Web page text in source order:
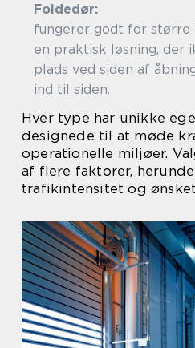
fungerer godt for større
en praktisk løsning,
plads ved siden af
ind til siden.
Hver type har unikke
designede til at møde
operationelle miljøer.
af flere faktorer,
trafikintensitet og